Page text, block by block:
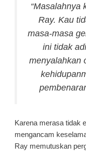
“Masalahnya
Ray. Kau
masa-masa
ini tidak
menyalahkan
Karena merasa tidak
mengancam
Ray memutuskan